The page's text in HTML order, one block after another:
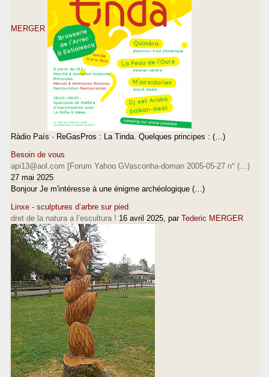
MERGER
Ràdio País · ReGasPros : La Tinda. Quelques principes : (…)
Besoin de vous
api13@aol.com [Forum Yahoo GVasconha-doman 2005-05-27 n° (…)
27 mai 2025
Bonjour Je m'intéresse à une énigme archéologique (…)
Linxe - sculptures d’arbre sur pied
dret de la natura a l’escultura ! 16 avril 2025 , par Tederic MERGER